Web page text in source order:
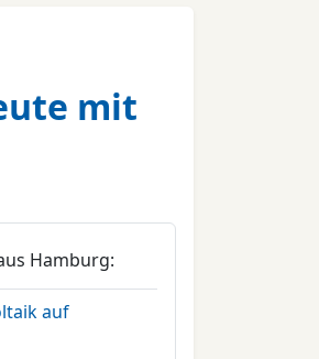
mit
Hamburg:
auf